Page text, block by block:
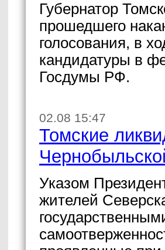
Губернатор
прошедшего
голосования, в
кандидатуры в
Госдумы РФ.
02.08 15:47
Томские
Указом
жителей